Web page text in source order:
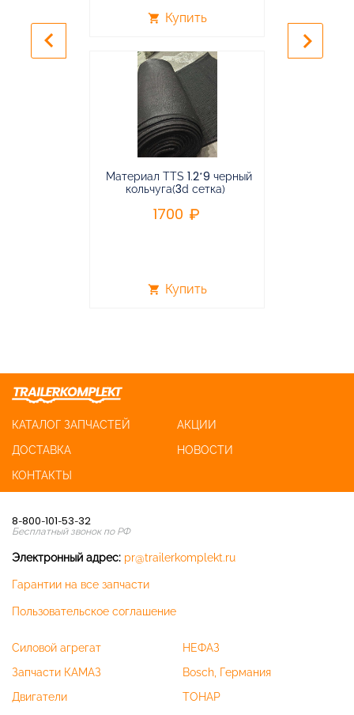
shopping_cart Купить
Материал TTS 1.2*9 черный
кольчуга(3d сетка)
1700
shopping_cart Купить
keyboard_arrow_left keyboard_arrow_right
КАТАЛОГ ЗАПЧАСТЕЙ
АКЦИИ
ДОСТАВКА
НОВОСТИ
КОНТАКТЫ
8-800-101-53-32
Бесплатный звонок по РФ
Электронный адрес: pr@trailerkomplekt.ru
Гарантии на все запчасти
Пользовательское соглашение
Силовой агрегат
Запчасти КАМАЗ
Двигатели
НЕФАЗ
Bosch, Германия
ТОНАР